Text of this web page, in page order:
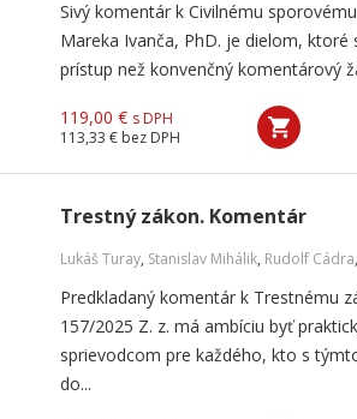
Sivý komentár k Civilnému
Mareka Ivanča, PhD. je dielom,
prístup než konvenčný komentárový
119,00 € s DPH
113,33 € bez DPH
Trestný zákon. Komentár
Lukáš Turay, Stanislav Mihálik, Rudolf Cádra,
Predkladaný komentár k Trestnému
157/2025 Z. z. má ambíciu byť
sprievodcom pre každého, kto s
do...